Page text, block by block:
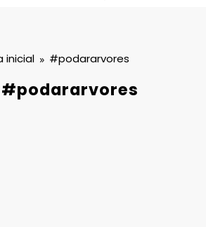
inicial #podararvores
#podararvores